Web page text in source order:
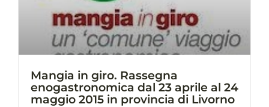
Mangia in giro. Rassegna
enogastronomica dal 23 aprile al 24
maggio 2015 in provincia di Livorno